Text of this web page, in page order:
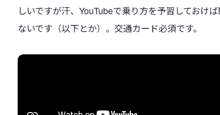
しいですが汗、YouTubeで乗り方を予習しておけ
ないです（以下とか）。交通カード必須です。